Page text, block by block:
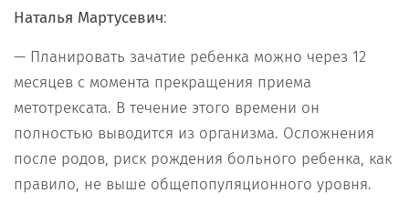
Наталья Мартусевич:
— Планировать зачатие ребенка можно через 12
месяцев с момента прекращения приема
метотрексата. В течение этого времени он
полностью выводится из организма. Осложнения
после родов, риск рождения больного ребенка, как
правило, не выше общепопуляционного уровня.